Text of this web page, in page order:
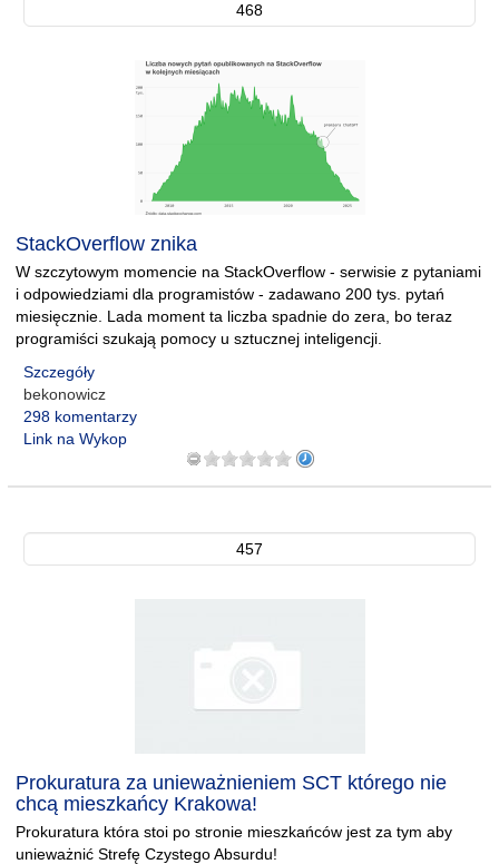
468
StackOverflow znika
W szczytowym momencie na StackOverflow - serwisie z pytaniami
i odpowiedziami dla programistów - zadawano 200 tys. pytań
miesięcznie. Lada moment ta liczba spadnie do zera, bo teraz
programiści szukają pomocy u sztucznej inteligencji.
Szczegóły
bekonowicz
298 komentarzy
Link na Wykop
457
Prokuratura za unieważnieniem SCT którego nie
chcą mieszkańcy Krakowa!
Prokuratura która stoi po stronie mieszkańców jest za tym aby
unieważnić Strefę Czystego Absurdu!